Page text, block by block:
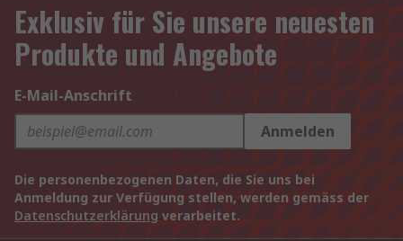
Exklusiv für Sie unsere neuesten
Produkte und Angebote
E-Mail-Anschrift
Anmelden
Die personenbezogenen Daten, die Sie uns bei
Anmeldung zur Verfügung stellen, werden gemäss der
Datenschutzerklärung verarbeitet.